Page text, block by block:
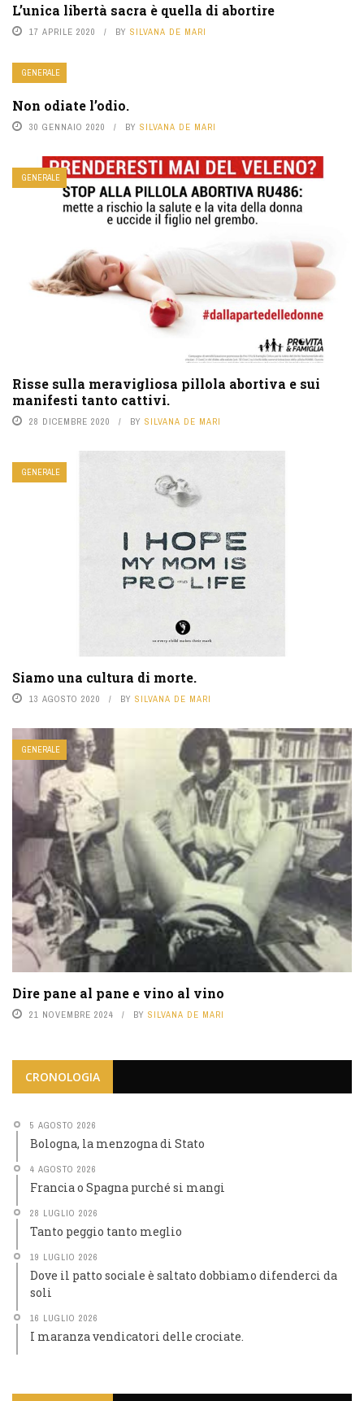
L’unica libertà sacra è quella di abortire
17 APRILE 2020 BY SILVANA DE MARI
GENERALE
Non odiate l’odio.
30 GENNAIO 2020 BY SILVANA DE MARI
GENERALE
Risse sulla meravigliosa pillola abortiva e sui
manifesti tanto cattivi.
28 DICEMBRE 2020 BY SILVANA DE MARI
GENERALE
Siamo una cultura di morte.
13 AGOSTO 2020 BY SILVANA DE MARI
GENERALE
Dire pane al pane e vino al vino
21 NOVEMBRE 2024 BY SILVANA DE MARI
CRONOLOGIA
5 AGOSTO 2026
Bologna, la menzogna di Stato
4 AGOSTO 2026
Francia o Spagna purché si mangi
28 LUGLIO 2026
Tanto peggio tanto meglio
19 LUGLIO 2026
Dove il patto sociale è saltato dobbiamo difenderci da
soli
16 LUGLIO 2026
I maranza vendicatori delle crociate.